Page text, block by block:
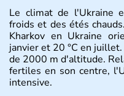
Le climat de l'Ukraine
froids et des étés
Kharkov en Ukraine
janvier et 20 °C en
de 2000 m d'altitude.
fertiles en son centre,
intensive.